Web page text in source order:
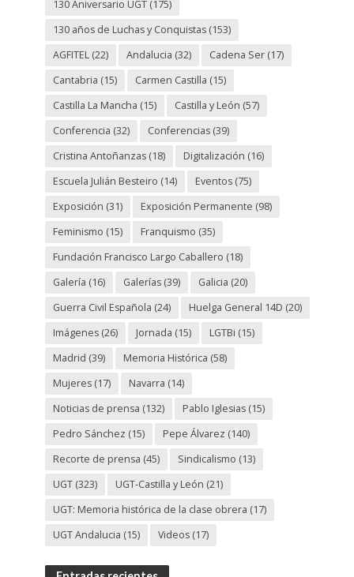
130 Aniversario UGT(175)
130 años de Luchas y Conquistas(153)
AGFITEL(22) Andalucia (32) Cadena Ser(17)
Cantabria (15) Carmen Castilla (15)
Castilla La Mancha (15) Castilla y León (57)
Conferencia (32) Conferencias(39)
Cristina Antoñanzas(18) Digitalización (16)
Escuela Julián Besteiro (14) Eventos(75)
Exposición (31) Exposición Permanente (98)
Feminismo (15) Franquismo (35)
Fundación Francisco Largo Caballero (18)
Galería (16) Galerías(39) Galicia (20)
Guerra Civil Española (24) Huelga General 14D (20)
Imágenes(26) Jornada (15) LGTBi (15)
Madrid (39) Memoria Histórica (58)
Mujeres(17) Navarra (14)
Noticias de prensa (132) Pablo Iglesias(15)
Pedro Sánchez (15) Pepe Álvarez (140)
Recorte de prensa (45) Sindicalismo (13)
UGT(323) UGT-Castilla y León (21)
UGT: Memoria histórica de la clase obrera (17)
UGT Andalucia (15) Videos(17)